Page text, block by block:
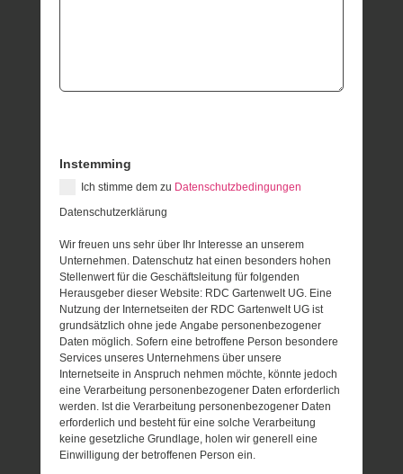
Instemming
Ich stimme dem zu Datenschutzbedingungen
Datenschutzerklärung
Wir freuen uns sehr über Ihr Interesse an unserem
Unternehmen. Datenschutz hat einen besonders hohen
Stellenwert für die Geschäftsleitung für folgenden
Herausgeber dieser Website: RDC Gartenwelt UG. Eine
Nutzung der Internetseiten der RDC Gartenwelt UG ist
grundsätzlich ohne jede Angabe personenbezogener
Daten möglich. Sofern eine betroffene Person besondere
Services unseres Unternehmens über unsere
Internetseite in Anspruch nehmen möchte, könnte jedoch
eine Verarbeitung personenbezogener Daten erforderlich
werden. Ist die Verarbeitung personenbezogener Daten
erforderlich und besteht für eine solche Verarbeitung
keine gesetzliche Grundlage, holen wir generell eine
Einwilligung der betroffenen Person ein.